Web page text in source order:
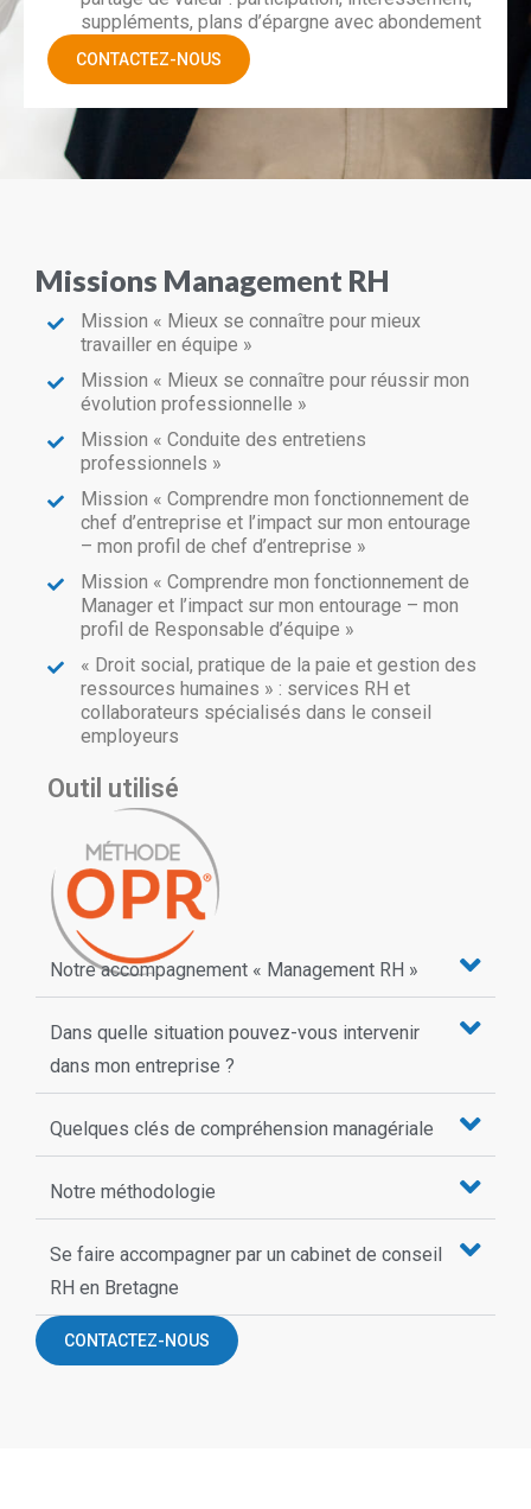
suppléments, plans d’épargne avec abondement
CONTACTEZ-NOUS
Missions Management RH
Mission « Mieux se connaître pour mieux
travailler en équipe »
Mission « Mieux se connaître pour réussir mon
évolution professionnelle »
Mission « Conduite des entretiens
professionnels »
Mission « Comprendre mon fonctionnement de
chef d’entreprise et l’impact sur mon entourage
– mon profil de chef d’entreprise »
Mission « Comprendre mon fonctionnement de
Manager et l’impact sur mon entourage – mon
profil de Responsable d’équipe »
« Droit social, pratique de la paie et gestion des
ressources humaines » : services RH et
collaborateurs spécialisés dans le conseil
employeurs
Outil utilisé
Notre accompagnement « Management RH »
Dans quelle situation pouvez-vous intervenir
dans mon entreprise ?
Quelques clés de compréhension managériale
Notre méthodologie
Se faire accompagner par un cabinet de conseil
RH en Bretagne
CONTACTEZ-NOUS